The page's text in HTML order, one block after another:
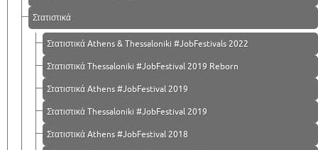
Στατιστικά
Στατιστικά Athens & Thessaloniki #JobFestivals 2022
Στατιστικά Thessaloniki #JobFestival 2019 Reborn
Στατιστικά Athens #JobFestival 2019
Στατιστικά Thessaloniki #JobFestival 2019
Στατιστικά Athens #JobFestival 2018